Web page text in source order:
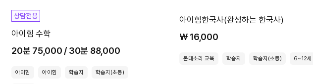
상담전용
아이힘 수학
20분 75,000 / 30분 88,000
아이힘 아이힘 학습지 학습지(초등)
아이힘한국사(완성하는 한국사)
₩ 16,000
몬테소리 교육 학습지 학습지(초등) 6~12세